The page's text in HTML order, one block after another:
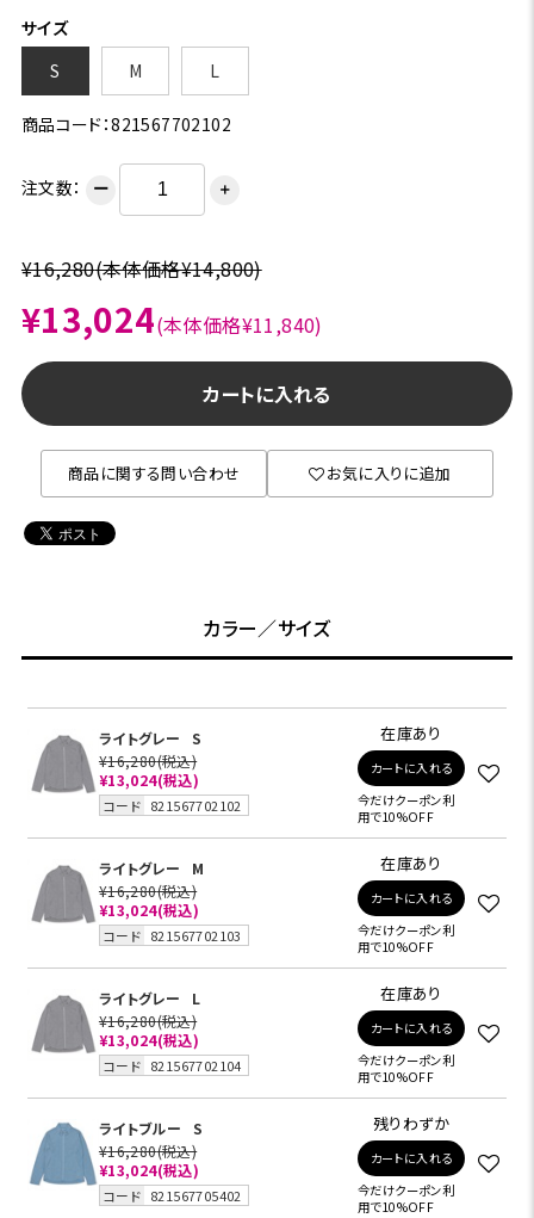
サイズ
S
M L
商品コード：821567702102
注文数： ー ＋
¥16,280(本体価格¥14,800)
¥13,024(本体価格¥11,840)
カートに入れる
商品に関する問い合わせ お気に入りに追加
カラー／サイズ
ライトグレー
S
¥16,280(税込)
¥13,024(税込)
コード 821567702102
在庫あり
カートに入れる
今だけクーポン利
用で10%OFF
ライトグレー
M
¥16,280(税込)
¥13,024(税込)
コード 821567702103
在庫あり
カートに入れる
今だけクーポン利
用で10%OFF
ライトグレー
L
¥16,280(税込)
¥13,024(税込)
コード 821567702104
在庫あり
カートに入れる
今だけクーポン利
用で10%OFF
ライトブルー
S
¥16,280(税込)
¥13,024(税込)
コード 821567705402
残りわずか
カートに入れる
今だけクーポン利
用で10%OFF